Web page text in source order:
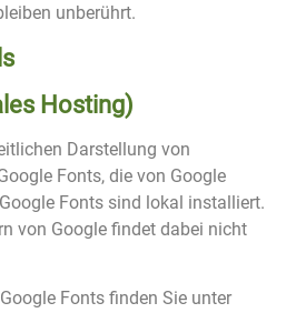
unberührt.
Hosting)
Darstellung von
Fonts, die von Google
Fonts sind lokal installiert.
von Google findet dabei nicht
Fonts finden Sie unter